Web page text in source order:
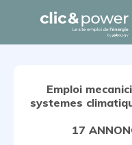
Emploi
systemes
17